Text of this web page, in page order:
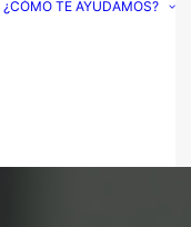
¿CÓMO TE AYUDAMOS?